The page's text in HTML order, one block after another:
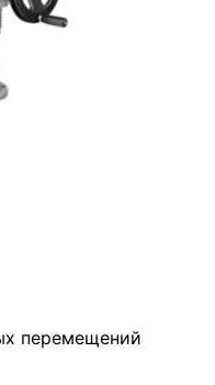
перемещений